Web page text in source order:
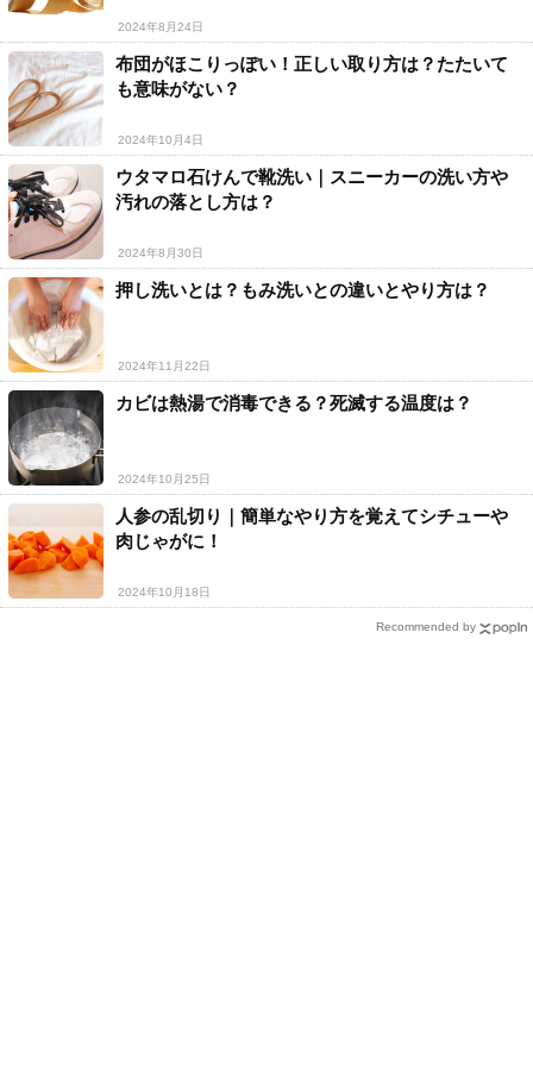
2024年8月24日
布団がほこりっぽい！正しい取り方は？たたいて
も意味がない？
2024年10月4日
ウタマロ石けんで靴洗い｜スニーカーの洗い方や
汚れの落とし方は？
2024年8月30日
押し洗いとは？もみ洗いとの違いとやり方は？
2024年11月22日
カビは熱湯で消毒できる？死滅する温度は？
2024年10月25日
人参の乱切り｜簡単なやり方を覚えてシチューや
肉じゃがに！
2024年10月18日
Recommended by